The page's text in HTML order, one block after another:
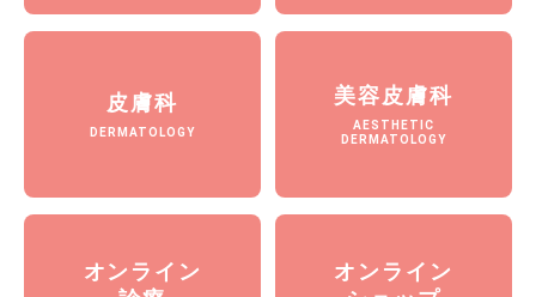
皮膚科
DERMATOLOGY
美容皮膚科
AESTHETIC
DERMATOLOGY
オンライン
オンライン